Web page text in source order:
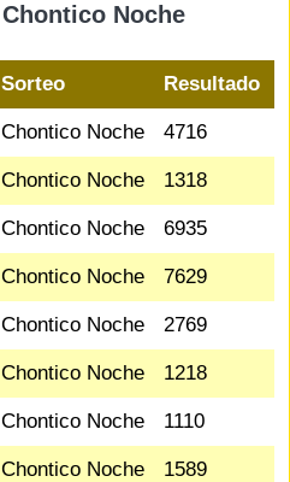
Noche
Sorteo Resultado
Chontico Noche 4716
Chontico Noche 1318
Chontico Noche 6935
Chontico Noche 7629
Chontico Noche 2769
Chontico Noche 1218
Chontico Noche 1110
Chontico Noche 1589